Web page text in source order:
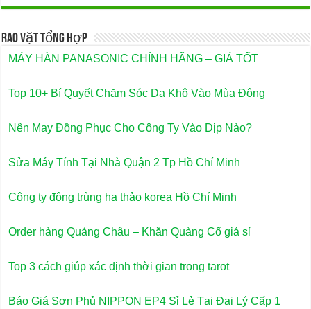
Rao Vặt Tổng Hợp
MÁY HÀN PANASONIC CHÍNH HÃNG – GIÁ TỐT
Top 10+ Bí Quyết Chăm Sóc Da Khô Vào Mùa Đông
Nên May Đồng Phục Cho Công Ty Vào Dịp Nào?
Sửa Máy Tính Tại Nhà Quận 2 Tp Hồ Chí Minh
Công ty đông trùng hạ thảo korea Hồ Chí Minh
Order hàng Quảng Châu – Khăn Quàng Cổ giá sỉ
Top 3 cách giúp xác định thời gian trong tarot
Báo Giá Sơn Phủ NIPPON EP4 Sỉ Lẻ Tại Đại Lý Cấp 1